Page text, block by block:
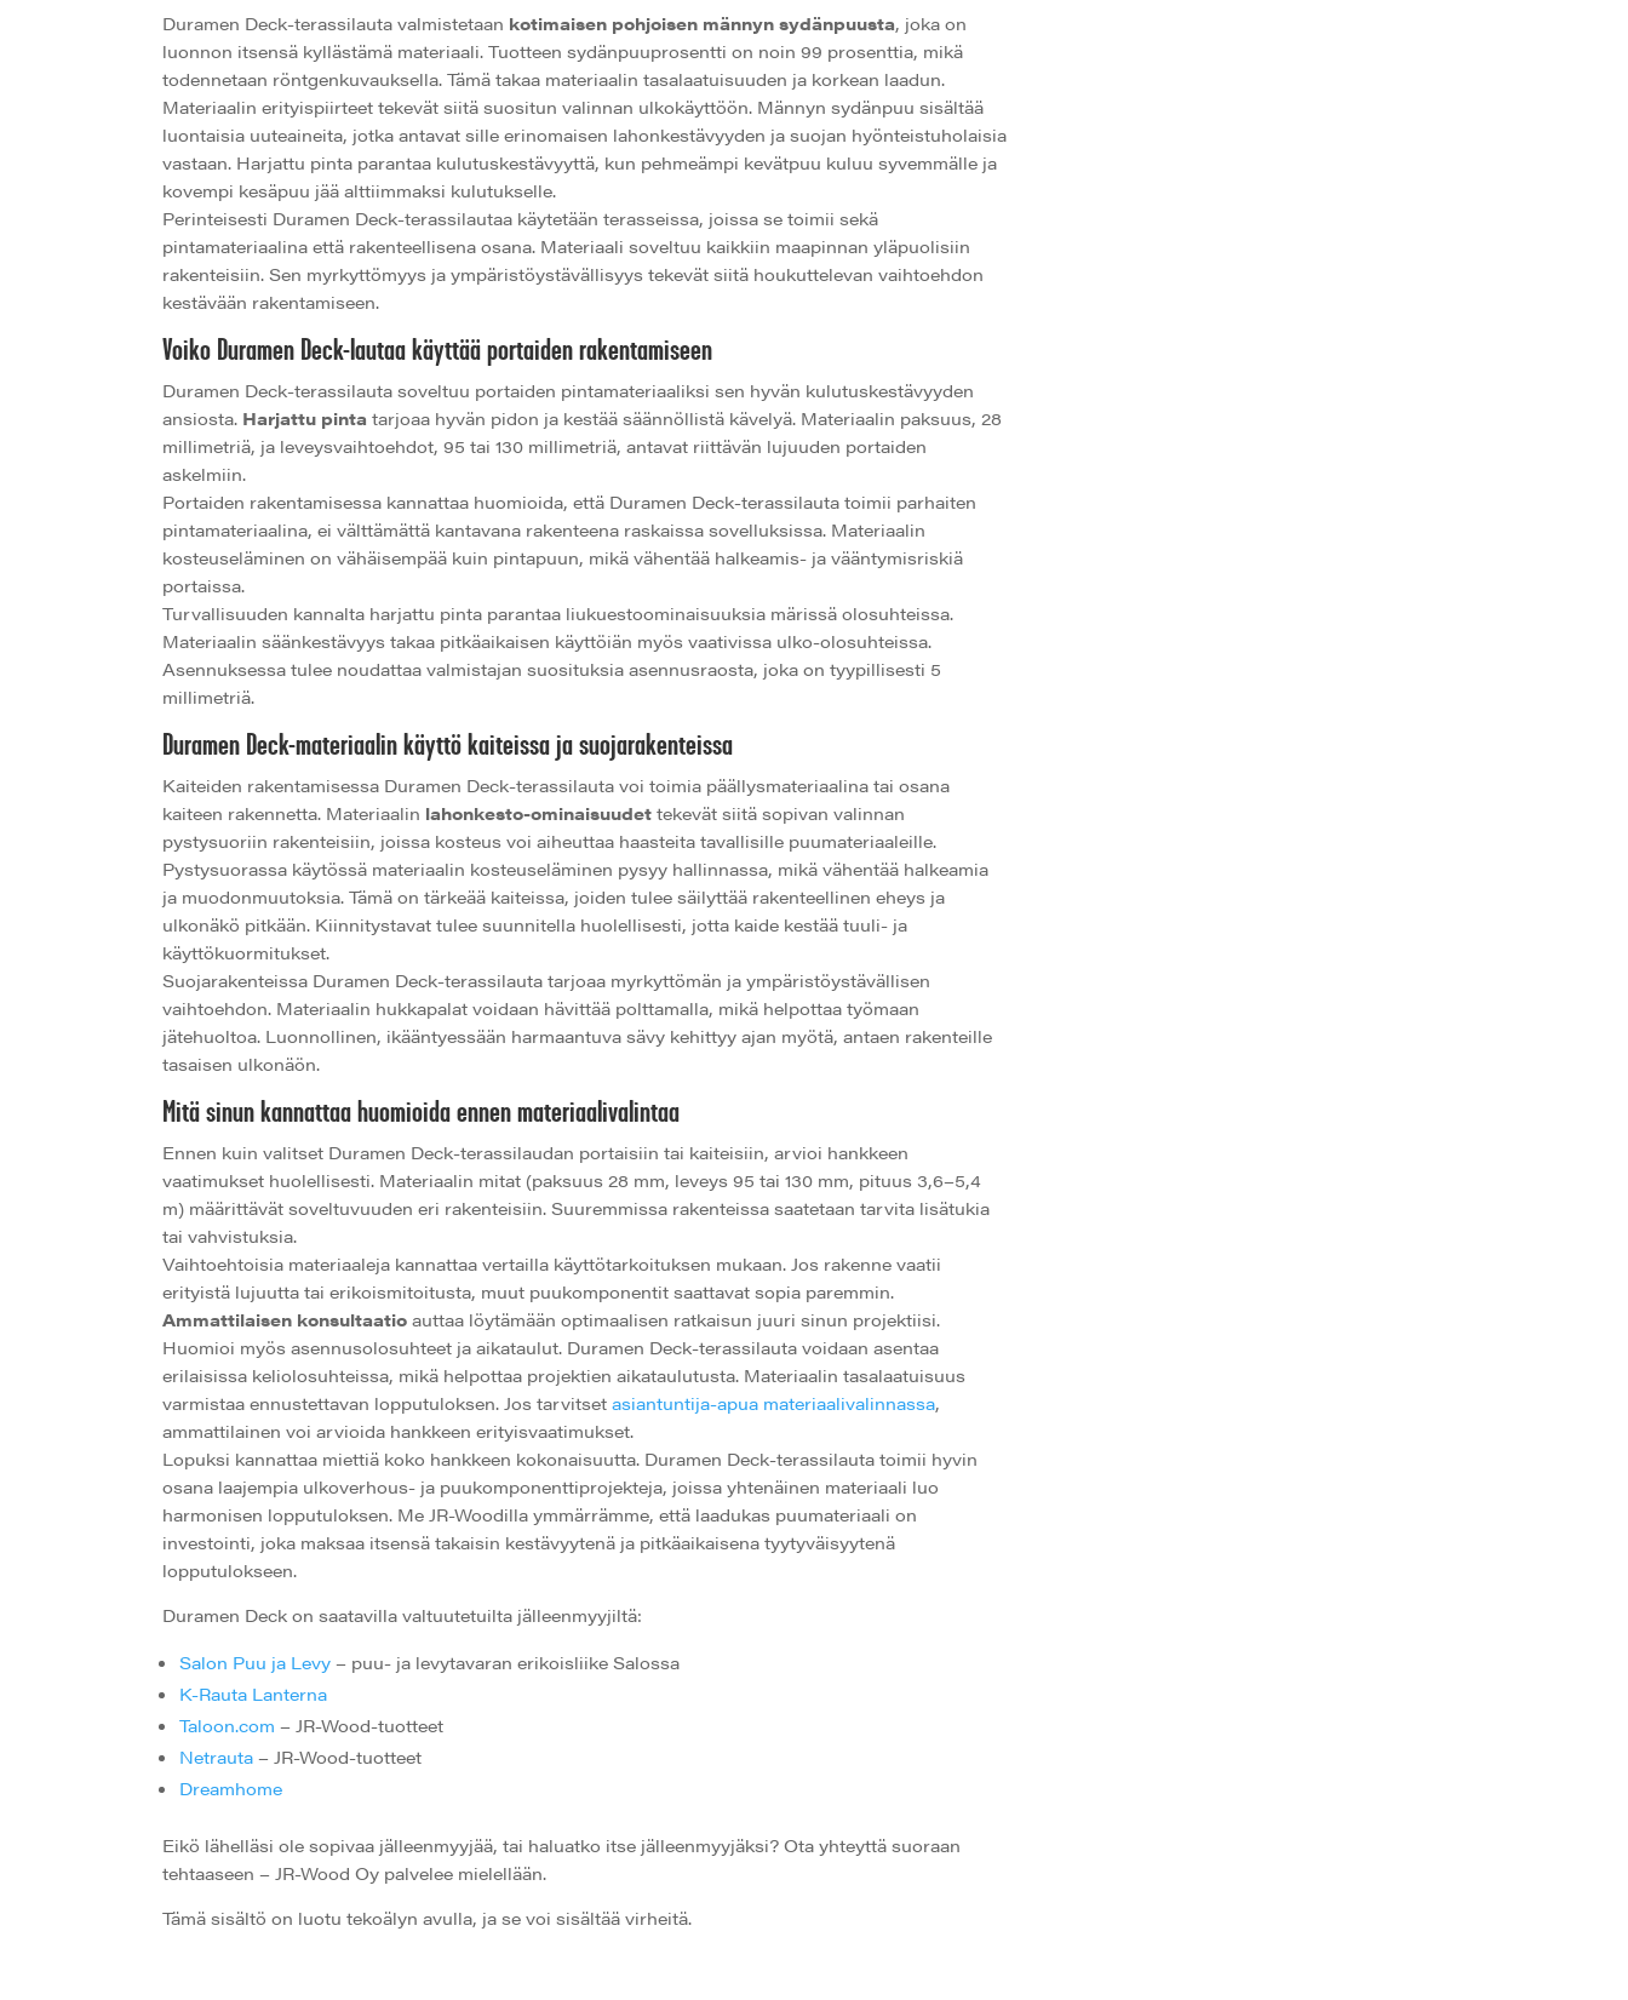
Duramen Deck-terassilauta valmistetaan kotimaisen pohjoisen männyn sydänpuusta, joka on
luonnon itsensä kyllästämä materiaali. Tuotteen sydänpuuprosentti on noin 99 prosenttia, mikä
todennetaan röntgenkuvauksella. Tämä takaa materiaalin tasalaatuisuuden ja korkean laadun.
Materiaalin erityispiirteet tekevät siitä suositun valinnan ulkokäyttöön. Männyn sydänpuu sisältää
luontaisia uuteaineita, jotka antavat sille erinomaisen lahonkestävyyden ja suojan hyönteistuholaisia
vastaan. Harjattu pinta parantaa kulutuskestävyyttä, kun pehmeämpi kevätpuu kuluu syvemmälle ja
kovempi kesäpuu jää alttiimmaksi kulutukselle.
Perinteisesti Duramen Deck-terassilautaa käytetään terasseissa, joissa se toimii sekä
pintamateriaalina että rakenteellisena osana. Materiaali soveltuu kaikkiin maapinnan yläpuolisiin
rakenteisiin. Sen myrkyttömyys ja ympäristöystävällisyys tekevät siitä houkuttelevan vaihtoehdon
kestävään rakentamiseen.
Voiko Duramen Deck-lautaa käyttää portaiden rakentamiseen
Duramen Deck-terassilauta soveltuu portaiden pintamateriaaliksi sen hyvän kulutuskestävyyden
ansiosta. Harjattu pinta tarjoaa hyvän pidon ja kestää säännöllistä kävelyä. Materiaalin paksuus, 28
millimetriä, ja leveysvaihtoehdot, 95 tai 130 millimetriä, antavat riittävän lujuuden portaiden
askelmiin.
Portaiden rakentamisessa kannattaa huomioida, että Duramen Deck-terassilauta toimii parhaiten
pintamateriaalina, ei välttämättä kantavana rakenteena raskaissa sovelluksissa. Materiaalin
kosteuseläminen on vähäisempää kuin pintapuun, mikä vähentää halkeamis- ja vääntymisriskiä
portaissa.
Turvallisuuden kannalta harjattu pinta parantaa liukuestoominaisuuksia märissä olosuhteissa.
Materiaalin säänkestävyys takaa pitkäaikaisen käyttöiän myös vaativissa ulko-olosuhteissa.
Asennuksessa tulee noudattaa valmistajan suosituksia asennusraosta, joka on tyypillisesti 5
millimetriä.
Duramen Deck-materiaalin käyttö kaiteissa ja suojarakenteissa
Kaiteiden rakentamisessa Duramen Deck-terassilauta voi toimia päällysmateriaalina tai osana
kaiteen rakennetta. Materiaalin lahonkesto-ominaisuudet tekevät siitä sopivan valinnan
pystysuoriin rakenteisiin, joissa kosteus voi aiheuttaa haasteita tavallisille puumateriaaleille.
Pystysuorassa käytössä materiaalin kosteuseläminen pysyy hallinnassa, mikä vähentää halkeamia
ja muodonmuutoksia. Tämä on tärkeää kaiteissa, joiden tulee säilyttää rakenteellinen eheys ja
ulkonäkö pitkään. Kiinnitystavat tulee suunnitella huolellisesti, jotta kaide kestää tuuli- ja
käyttökuormitukset.
Suojarakenteissa Duramen Deck-terassilauta tarjoaa myrkyttömän ja ympäristöystävällisen
vaihtoehdon. Materiaalin hukkapalat voidaan hävittää polttamalla, mikä helpottaa työmaan
jätehuoltoa. Luonnollinen, ikääntyessään harmaantuva sävy kehittyy ajan myötä, antaen rakenteille
tasaisen ulkonäön.
Mitä sinun kannattaa huomioida ennen materiaalivalintaa
Ennen kuin valitset Duramen Deck-terassilaudan portaisiin tai kaiteisiin, arvioi hankkeen
vaatimukset huolellisesti. Materiaalin mitat (paksuus 28 mm, leveys 95 tai 130 mm, pituus 3,6–5,4
m) määrittävät soveltuvuuden eri rakenteisiin. Suuremmissa rakenteissa saatetaan tarvita lisätukia
tai vahvistuksia.
Vaihtoehtoisia materiaaleja kannattaa vertailla käyttötarkoituksen mukaan. Jos rakenne vaatii
erityistä lujuutta tai erikoismitoitusta, muut puukomponentit saattavat sopia paremmin.
Ammattilaisen konsultaatio auttaa löytämään optimaalisen ratkaisun juuri sinun projektiisi.
Huomioi myös asennusolosuhteet ja aikataulut. Duramen Deck-terassilauta voidaan asentaa
erilaisissa keliolosuhteissa, mikä helpottaa projektien aikataulutusta. Materiaalin tasalaatuisuus
varmistaa ennustettavan lopputuloksen. Jos tarvitsetasiantuntija-apua materiaalivalinnassa,
ammattilainen voi arvioida hankkeen erityisvaatimukset.
Lopuksi kannattaa miettiä koko hankkeen kokonaisuutta. Duramen Deck-terassilauta toimii hyvin
osana laajempia ulkoverhous- ja puukomponenttiprojekteja, joissa yhtenäinen materiaali luo
harmonisen lopputuloksen. Me JR-Woodilla ymmärrämme, että laadukas puumateriaali on
investointi, joka maksaa itsensä takaisin kestävyytenä ja pitkäaikaisena tyytyväisyytenä
lopputulokseen.
Duramen Deck on saatavilla valtuutetuilta jälleenmyyjiltä:
Salon Puu ja Levy – puu- ja levytavaran erikoisliike Salossa
K-Rauta Lanterna
Taloon.com – JR-Wood-tuotteet
Netrauta – JR-Wood-tuotteet
Dreamhome
Eikö lähelläsi ole sopivaa jälleenmyyjää, tai haluatko itse jälleenmyyjäksi? Ota yhteyttä suoraan
tehtaaseen – JR-Wood Oy palvelee mielellään.
Tämä sisältö on luotu tekoälyn avulla, ja se voi sisältää virheitä.